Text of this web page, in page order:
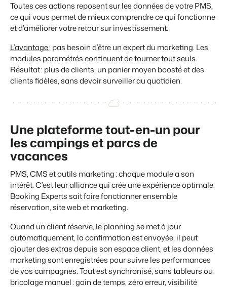
Toutes ces actions reposent sur les données de votre PMS,
ce qui vous permet de mieux comprendre ce qui fonctionne
et d’améliorer votre retour sur investissement.
L’avantage: pas besoin d’être un expert du marketing. Les
modules paramétrés continuent de tourner tout seuls.
Résultat : plus de clients, un panier moyen boosté et des
clients fidèles, sans devoir surveiller au quotidien.
Une plateforme tout-en-un pour
les campings et parcs de
vacances
PMS, CMS et outils marketing : chaque module a son
intérêt. C’est leur alliance qui crée une expérience optimale.
Booking Experts sait faire fonctionner ensemble
réservation, site web et marketing.
Quand un client réserve, le planning se met à jour
automatiquement, la confirmation est envoyée, il peut
ajouter des extras depuis son espace client, et les données
marketing sont enregistrées pour suivre les performances
de vos campagnes. Tout est synchronisé, sans tableurs ou
bricolage manuel : gain de temps, zéro erreur, visibilité